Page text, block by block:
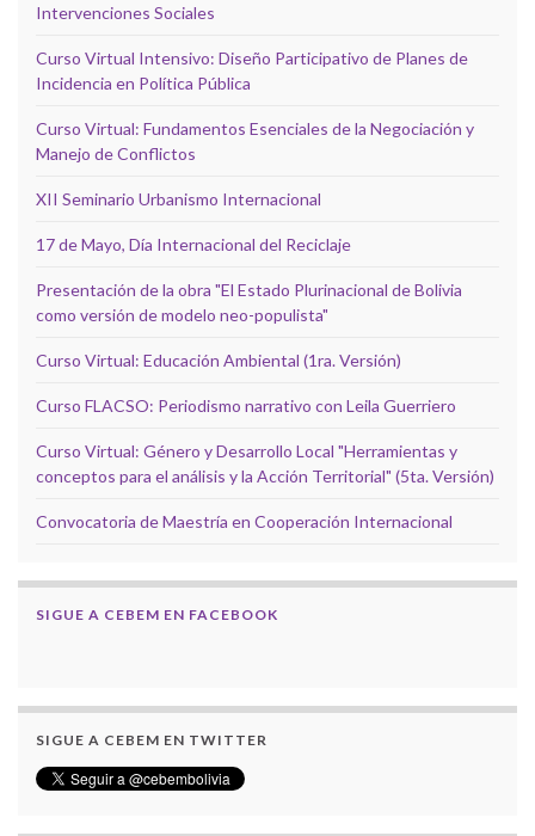
Intervenciones Sociales
Curso Virtual Intensivo: Diseño Participativo de Planes de
Incidencia en Política Pública
Curso Virtual: Fundamentos Esenciales de la Negociación y
Manejo de Conflictos
XII Seminario Urbanismo Internacional
17 de Mayo, Día Internacional del Reciclaje
Presentación de la obra "El Estado Plurinacional de Bolivia
como versión de modelo neo-populista"
Curso Virtual: Educación Ambiental (1ra. Versión)
Curso FLACSO: Periodismo narrativo con Leila Guerriero
Curso Virtual: Género y Desarrollo Local "Herramientas y
conceptos para el análisis y la Acción Territorial" (5ta. Versión)
Convocatoria de Maestría en Cooperación Internacional
SIGUE A CEBEM EN FACEBOOK
SIGUE A CEBEM EN TWITTER